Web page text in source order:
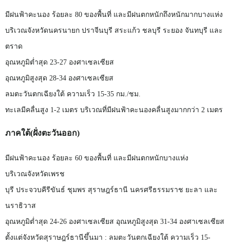
มีฝนฟ้าคะนอง ร้อยละ 80 ของพื้นที่ และมีฝนตกหนักถึงหนักมากบางแห่ง
บริเวณจังหวัดนครนายก ปราจีนบุรี สระแก้ว ชลบุรี ระยอง จันทบุรี และ
ตราด
อุณหภูมิต่ำสุด 23-27 องศาเซลเซียส
อุณหภูมิสูงสุด 28-34 องศาเซลเซียส
ลมตะวันตกเฉียงใต้ ความเร็ว 15-35 กม./ชม.
ทะเลมีคลื่นสูง 1-2 เมตร บริเวณที่มีฝนฟ้าคะนองคลื่นสูงมากกว่า 2 เมตร
ภาคใต้(ฝั่งตะวันออก)
มีฝนฟ้าคะนอง ร้อยละ 60 ของพื้นที่ และมีฝนตกหนักบางแห่ง
บริเวณจังหวัดเพรช
บุรี ประจวบคีรีขันธ์ ชุมพร สุราษฎร์ธานี นครศรีธรรมราช ยะลา และ
นราธิวาส
อุณหภูมิต่ำสุด 24-26 องศาเซลเซียส อุณหภูมิสูงสุด 31-34 องศาเซลเซียส
ตั้งแต่จังหวัดสุราษฎร์ธานีขึ้นมา : ลมตะวันตกเฉียงใต้ ความเร็ว 15-